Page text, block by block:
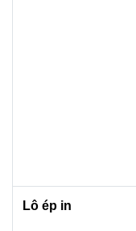
Lô ép in